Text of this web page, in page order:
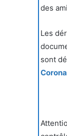
des
Les
sont